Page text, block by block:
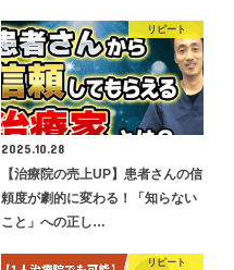
リピート
2025.10.28
【治療院の売上UP】患者さんの信
頼度が劇的に変わる！「知らない
こと」への正し…
リピート